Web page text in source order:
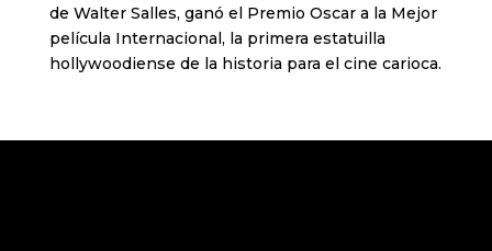
de Walter Salles, ganó el Premio Oscar a la Mejor
película Internacional, la primera estatuilla
hollywoodiense de la historia para el cine carioca.